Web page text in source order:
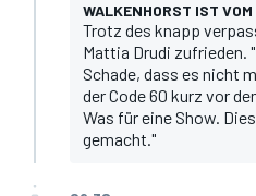
WALKENHORST IST
Trotz des knapp
Mattia Drudi zufrieden.
Schade, dass es nicht
der Code 60 kurz vor
Was für eine Show.
gemacht."